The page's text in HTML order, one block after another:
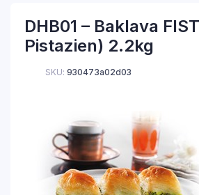
DHB01 – Baklava
Pistazien) 2.2kg
SKU: 930473a02d03